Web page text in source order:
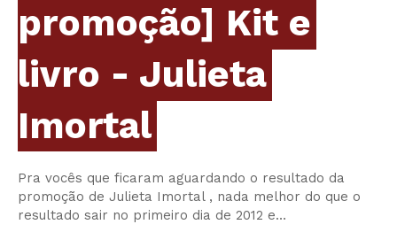
promoção] Kit e
livro - Julieta
Imortal
Pra vocês que ficaram aguardando o resultado da
promoção de Julieta Imortal , nada melhor do que o
resultado sair no primeiro dia de 2012 e…